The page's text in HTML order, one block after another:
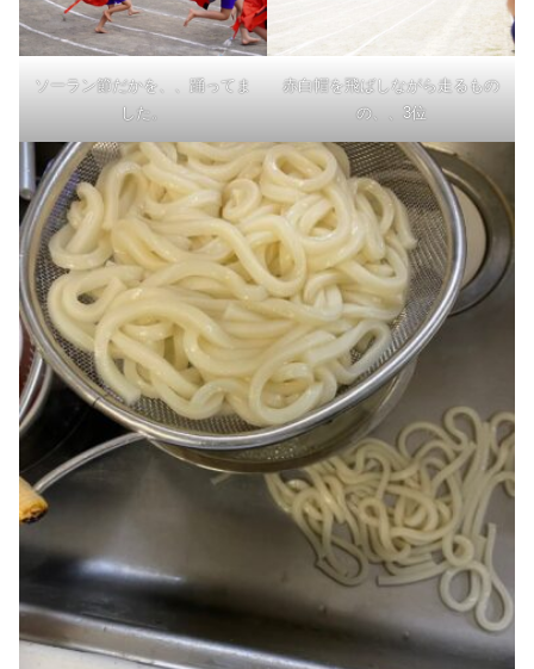
ソーラン節だかを、、踊ってま
した。
赤白帽を飛ばしながら走るもの
の、、3位